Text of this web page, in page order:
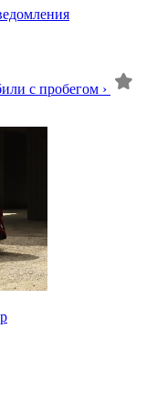
с пробегом ›